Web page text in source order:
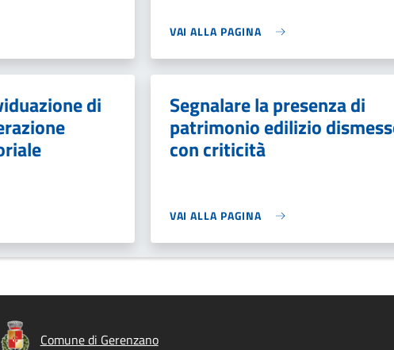
VAI ALLA PAGINA
di Segnalare la presenza di
patrimonio edilizio
con criticità
VAI ALLA PAGINA
Comune di Gerenzano